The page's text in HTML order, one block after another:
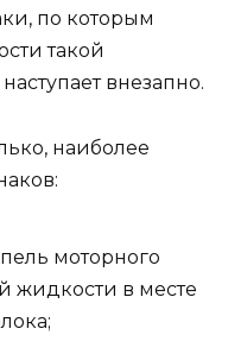
по которым
такой
внезапно.
наиболее
моторного
жидкости в месте